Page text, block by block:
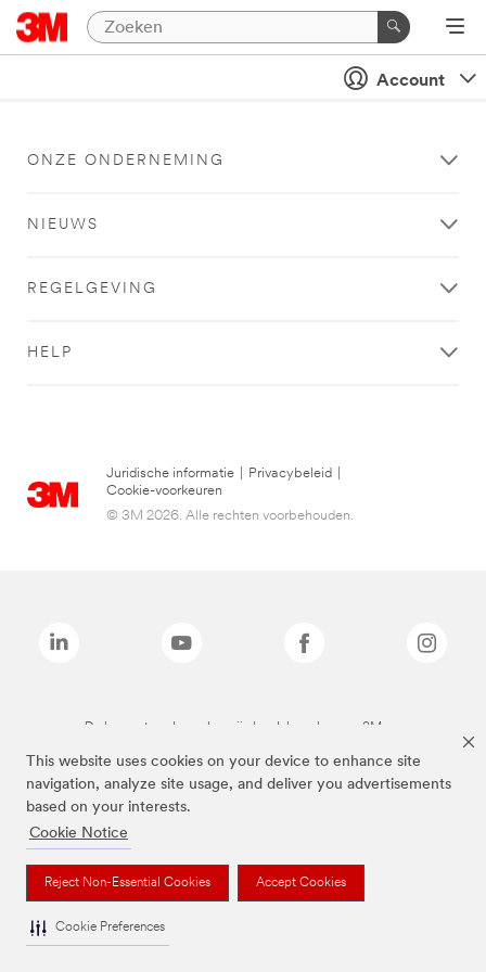
This website uses cookies on your device to enhance site
navigation, analyze site usage, and deliver you advertisements
based on your interests.
Cookie Notice
Reject Non-Essential Cookies Accept Cookies
Cookie Preferences
Account
ONZE ONDERNEMING
NIEUWS
REGELGEVING
HELP
Juridische informatie Privacybeleid
Cookie-voorkeuren
© 3M 2026. Alle rechten voorbehouden.
De bovenstaande merken zijn handelsmerken van 3M.we